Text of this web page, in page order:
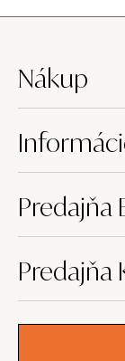
Nákup
Predajňa
Predajňa